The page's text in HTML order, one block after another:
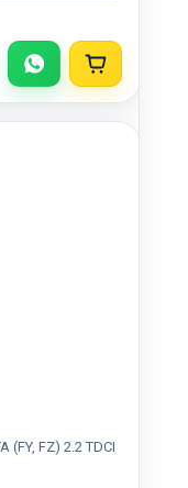
(FY, FZ) 2.2 TDCI